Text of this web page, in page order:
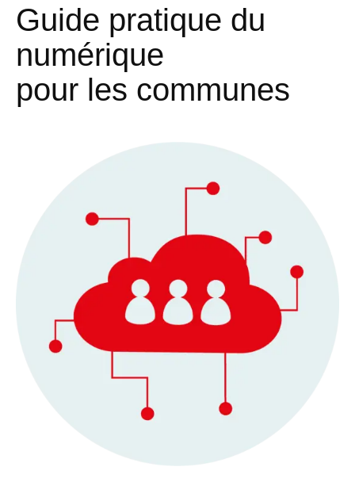
Guide pratique du
numérique
pour les communes